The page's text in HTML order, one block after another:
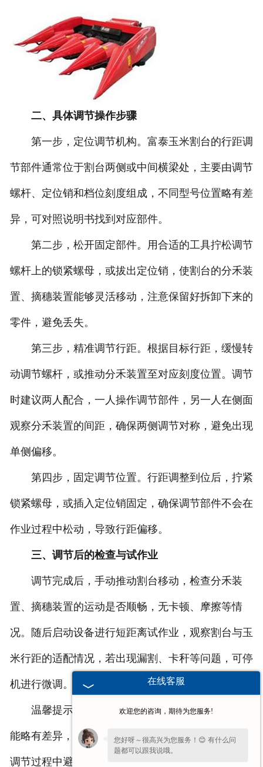
二、具体调节操作步骤
第一步，定位调节机构。富泰玉米割台的行距调
节部件通常位于割台两侧或中间横梁处，主要由调节
螺杆、定位销和档位刻度组成，不同型号位置略有差
异，可对照说明书找到对应部件。
第二步，松开固定部件。用合适的工具拧松调节
螺杆上的锁紧螺母，或拔出定位销，使割台的分禾装
置、摘穗装置能够灵活移动，注意保留好拆卸下来的
零件，避免丢失。
第三步，精准调节行距。根据目标行距，缓慢转
动调节螺杆，或推动分禾装置至对应刻度位置。调节
时建议两人配合，一人操作调节部件，另一人在侧面
观察分禾装置的间距，确保两侧调节对称，避免出现
单侧偏移。
第四步，固定调节位置。行距调整到位后，拧紧
锁紧螺母，或插入定位销固定，确保调节部件不会在
作业过程中松动，导致行距偏移。
三、调节后的检查与试作业
调节完成后，手动推动割台移动，检查分禾装
置、摘穗装置的运动是否顺畅，无卡顿、摩擦等情
况。随后启动设备进行短距离试作业，观察割台与玉
米行距的适配情况，若出现漏割、卡秆等问题，可停
机进行微调。
温馨提示：不同型号的富泰玉米割台调节细节可
能略有差异，建议优先参照设备附带的说明书操作。
调节过程中避免用力过猛，防止损坏调节部件，若遇
在线客服
欢迎您的咨询，期待为您服务!
您好呀～很高兴为您服务！😊 有什么问
题都可以跟我说哦。